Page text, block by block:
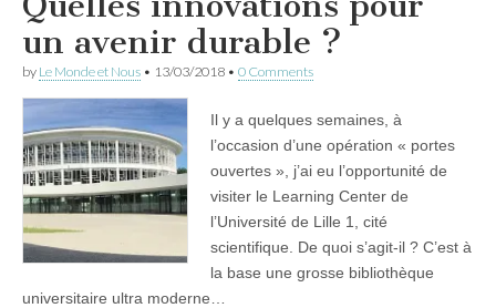
un avenir durable ?
by Le Monde et Nous • 13/03/2018 • 0 Comments
Il y a quelques semaines, à
l’occasion d’une opération « portes
ouvertes », j’ai eu l’opportunité de
visiter le Learning Center de
l’Université de Lille 1, cité
scientifique. De quoi s’agit-il ? C’est à
la base une grosse bibliothèque
universitaire ultra moderne…